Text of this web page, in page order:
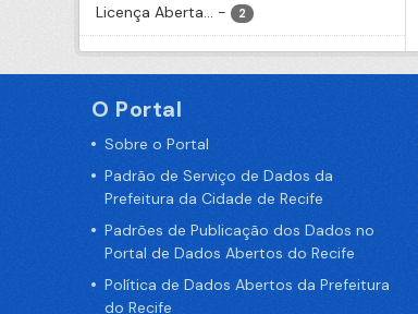
Licença Aberta... - 2
O Portal
Sobre o Portal
Padrão de Serviço de Dados da
Prefeitura da Cidade de Recife
Padrões de Publicação dos Dados no
Portal de Dados Abertos do Recife
Política de Dados Abertos da Prefeitura
do Recife